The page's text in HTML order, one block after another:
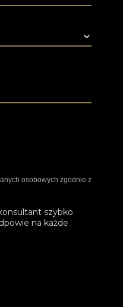
osobowych zgodnie z
szybko
na każde